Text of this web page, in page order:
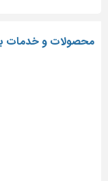
محصولات و خدمات